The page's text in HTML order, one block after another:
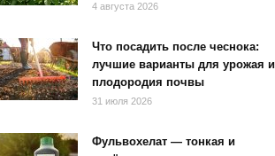
4 августа 2026
Что посадить после чеснока:
лучшие варианты для урожая и
плодородия почвы
31 июля 2026
Фульвохелат — тонкая и